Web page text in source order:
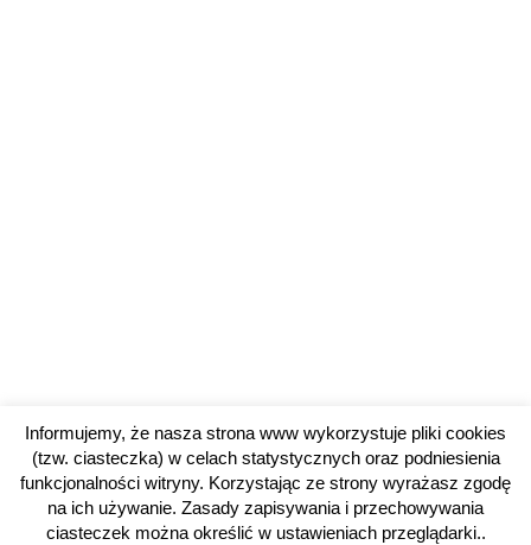
Informujemy, że nasza strona www wykorzystuje pliki cookies
(tzw. ciasteczka) w celach statystycznych oraz podniesienia
funkcjonalności witryny. Korzystając ze strony wyrażasz zgodę
na ich używanie. Zasady zapisywania i przechowywania
ciasteczek można określić w ustawieniach przeglądarki..